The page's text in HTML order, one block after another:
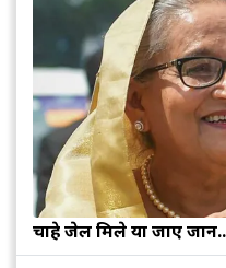
चाहे जेल मिले या जाए